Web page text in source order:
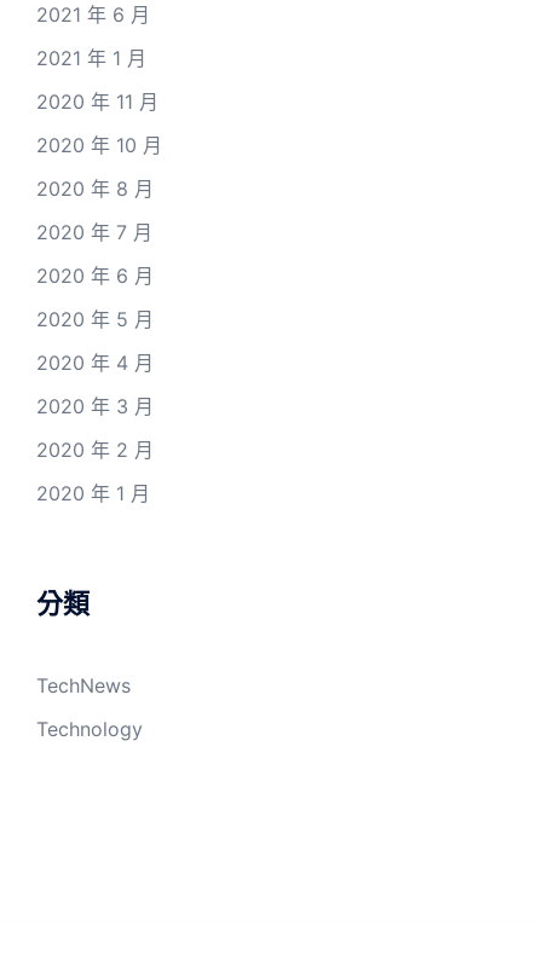
2021 年 6 月
2021 年 1 月
2020 年 11 月
2020 年 10 月
2020 年 8 月
2020 年 7 月
2020 年 6 月
2020 年 5 月
2020 年 4 月
2020 年 3 月
2020 年 2 月
2020 年 1 月
分類
TechNews
Technology